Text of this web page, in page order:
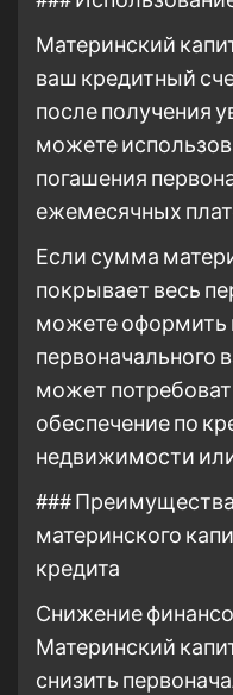
Материнский
ваш кредитный
после получения
можете
погашения
ежемесячных
Если сумма
покрывает весь
можете оформить
первоначального
может
обеспечение по
недвижимости
###
материнского
кредита
Снижение
Материнский
снизить